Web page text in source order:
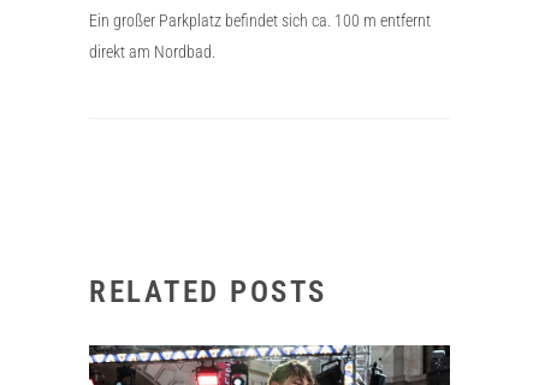
Ein großer Parkplatz befindet sich ca. 100 m entfernt
direkt am Nordbad.
RELATED POSTS